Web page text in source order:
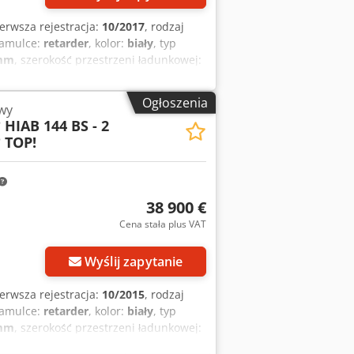
rejestracja: 10/2017, rodzaj
retarder, kolor: biały, typ
, szerokość przestrzeni ładunkowej:
+ PILOT BEZWYPADKOWY W
? ABS ? CENTRALNY
UKŁADU KIEROWNICZEGO ?
Cedszr Dhajpfx Aaisrf
495/133 cm ROZMIAR OPON:
F120B.2.22 + PILOT TEL.: KUBA –
WŁOSKI, ????? LASZLO –
wszystkie formalności, w tym
Ogłoszenia
144 BS - 2
38 900 €
Cena stała plus VAT
Wyślij zapytanie
rejestracja: 10/2015, rodzaj
retarder, kolor: biały, typ
, szerokość przestrzeni ładunkowej: